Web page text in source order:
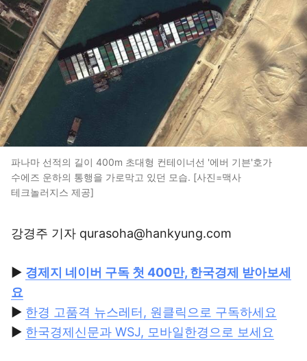
파나마 선적의 길이 400m 초대형 컨테이너선 '에버 기븐'호가
수에즈 운하의 통행을 가로막고 있던 모습. [사진=맥사
테크놀러지스 제공]
강경주 기자 qurasoha@hankyung.com
▶ 경제지 네이버 구독 첫 400만, 한국경제 받아보세
요
▶ 한경 고품격 뉴스레터, 원클릭으로 구독하세요
▶ 한국경제신문과 WSJ, 모바일한경으로 보세요